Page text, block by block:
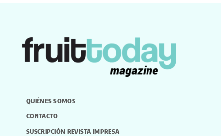
QUIÉNES SOMOS
CONTACTO
SUSCRIPCIÓN REVISTA IMPRESA